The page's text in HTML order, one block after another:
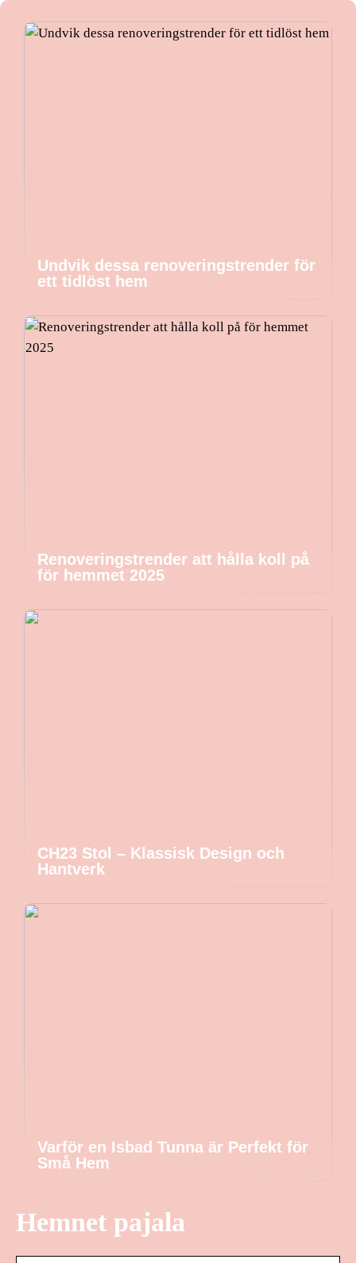
Undvik dessa renoveringstrender för
ett tidlöst hem
Renoveringstrender att hålla koll på
för hemmet 2025
CH23 Stol – Klassisk Design och
Hantverk
Varför en Isbad Tunna är Perfekt för
Små Hem
Hemnet pajala